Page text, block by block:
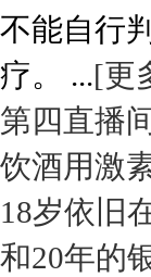
不能自行
疗。 ...[更
第四直播
饮酒用激
18岁依旧
和20年的